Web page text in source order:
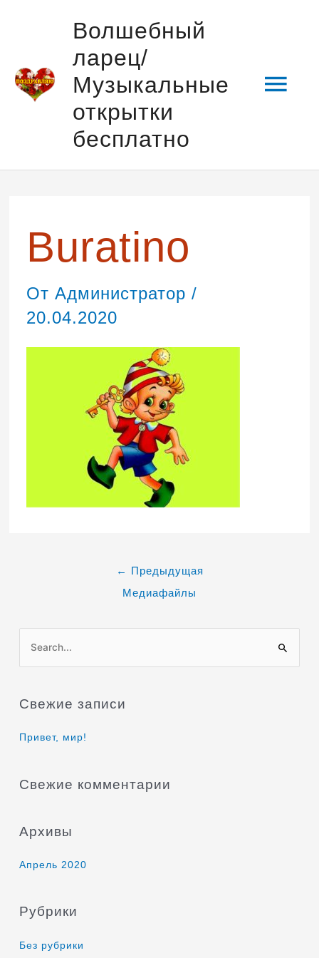
содержимому
Волшебный
ларец/
Музыкальные
открытки
бесплатно
Buratino
От Администратор /
20.04.2020
записям
←
Предыдущая
Медиафайлы
о
с
Свежие записи
Привет, мир!
Свежие комментарии
Архивы
Апрель 2020
Рубрики
Без рубрики